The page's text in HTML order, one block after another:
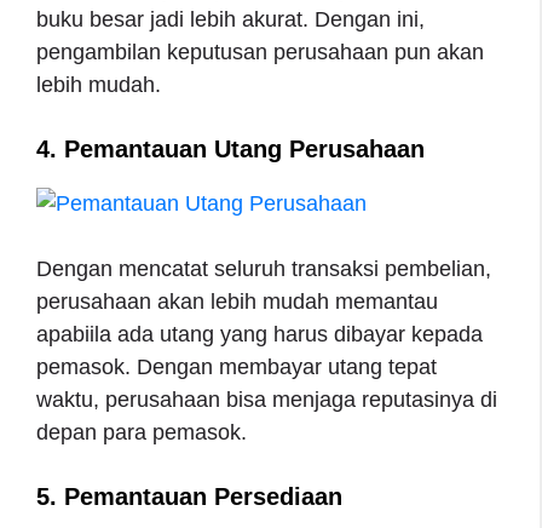
buku besar jadi lebih akurat. Dengan ini,
pengambilan keputusan perusahaan pun akan
lebih mudah.
4. Pemantauan Utang Perusahaan
Dengan mencatat seluruh transaksi pembelian,
perusahaan akan lebih mudah memantau
apabiila ada utang yang harus dibayar kepada
pemasok. Dengan membayar utang tepat
waktu, perusahaan bisa menjaga reputasinya di
depan para pemasok.
5. Pemantauan Persediaan